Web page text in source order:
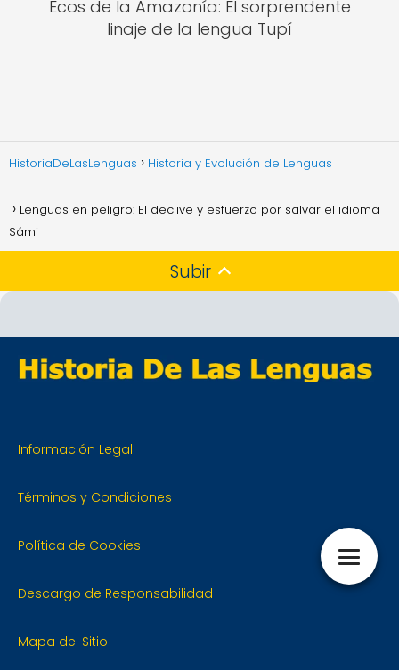
Ecos de la Amazonía: El sorprendente
linaje de la lengua Tupí
HistoriaDeLasLenguas Historia y Evolución de Lenguas
Lenguas en peligro: El declive y esfuerzo por salvar el idioma
Sámi
Subir
Información Legal
Términos y Condiciones
Política de Cookies
Descargo de Responsabilidad
Mapa del Sitio